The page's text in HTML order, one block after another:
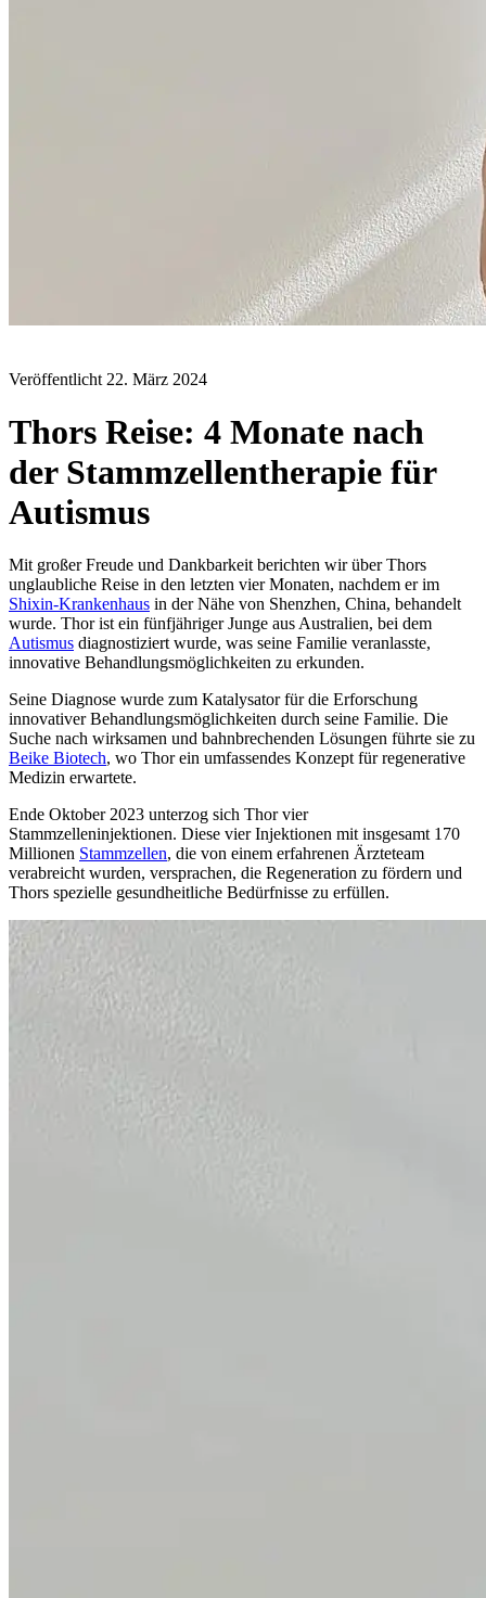
Veröffentlicht 22. März 2024
Thors Reise: 4 Monate nach
der Stammzellentherapie für
Autismus
Mit großer Freude und Dankbarkeit berichten wir über Thors
unglaubliche Reise in den letzten vier Monaten, nachdem er im
Shixin-Krankenhaus in der Nähe von Shenzhen, China, behandelt
wurde. Thor ist ein fünfjähriger Junge aus Australien, bei dem
Autismus diagnostiziert wurde, was seine Familie veranlasste,
innovative Behandlungsmöglichkeiten zu erkunden.
Seine Diagnose wurde zum Katalysator für die Erforschung
innovativer Behandlungsmöglichkeiten durch seine Familie. Die
Suche nach wirksamen und bahnbrechenden Lösungen führte sie zu
Beike Biotech, wo Thor ein umfassendes Konzept für regenerative
Medizin erwartete.
Ende Oktober 2023 unterzog sich Thor vier
Stammzelleninjektionen. Diese vier Injektionen mit insgesamt 170
Millionen Stammzellen, die von einem erfahrenen Ärzteteam
verabreicht wurden, versprachen, die Regeneration zu fördern und
Thors spezielle gesundheitliche Bedürfnisse zu erfüllen.